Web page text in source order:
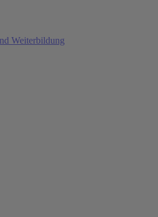
Weiterbildung